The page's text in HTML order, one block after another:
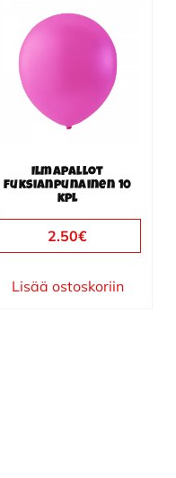
Ilmapallot
fuksianpunainen 10
kpl
2.50€
Lisää ostoskoriin